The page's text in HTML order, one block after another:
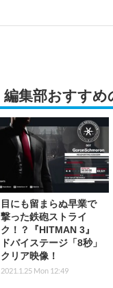
編集部おすすめ
目にも留まらぬ早業で
撃った鉄砲ストライ
ク！？『HITMAN 3』
ドバイステージ「8秒」
クリア映像！
2021.1.25 Mon 12:49